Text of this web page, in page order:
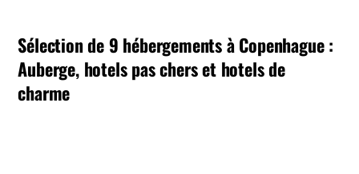
Sélection de 9 hébergements à Copenhague :
Auberge, hotels pas chers et hotels de
charme